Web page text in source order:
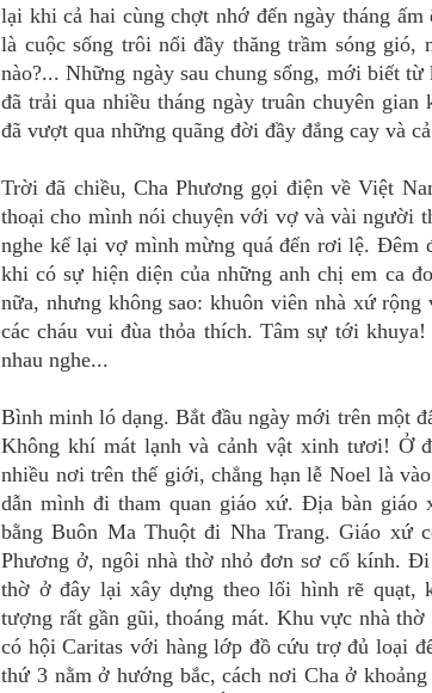
lại khi cả hai cùng chợt nhớ đến ngày tháng
là cuộc sống trôi nổi đầy thăng trầm sóng
nào?... Những ngày sau chung sống, mới biết
đã trải qua nhiều tháng ngày truân chuyên
đã vượt qua những quãng đời đầy đắng cay và
Trời đã chiều, Cha Phương gọi điện về Việt
thoại cho mình nói chuyện với vợ và vài người
nghe kể lại vợ mình mừng quá đến rơi lệ. Đêm
khi có sự hiện diện của những anh chị em ca
nữa, nhưng không sao: khuôn viên nhà xứ
các cháu vui đùa thỏa thích. Tâm sự tới
nhau nghe...
Bình minh ló dạng. Bắt đầu ngày mới trên một
Không khí mát lạnh và cảnh vật xinh tươi! Ở
nhiều nơi trên thế giới, chẳng hạn lễ Noel là
dẫn mình đi tham quan giáo xứ. Địa bàn giáo
bằng Buôn Ma Thuột đi Nha Trang. Giáo xứ
Phương ở, ngôi nhà thờ nhỏ đơn sơ cổ kính.
thờ ở đây lại xây dựng theo lối hình rẽ quạt,
tượng rất gần gũi, thoáng mát. Khu vực nhà
có hội Caritas với hàng lớp đồ cứu trợ đủ loại
thứ 3 nằm ở hướng bắc, cách nơi Cha ở